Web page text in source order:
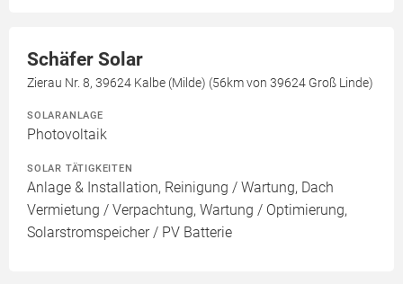
Schäfer Solar
Zierau Nr. 8, 39624 Kalbe (Milde) (56km von 39624 Groß Linde)
SOLARANLAGE
Photovoltaik
SOLAR TÄTIGKEITEN
Anlage & Installation, Reinigung / Wartung, Dach
Vermietung / Verpachtung, Wartung / Optimierung,
Solarstromspeicher / PV Batterie